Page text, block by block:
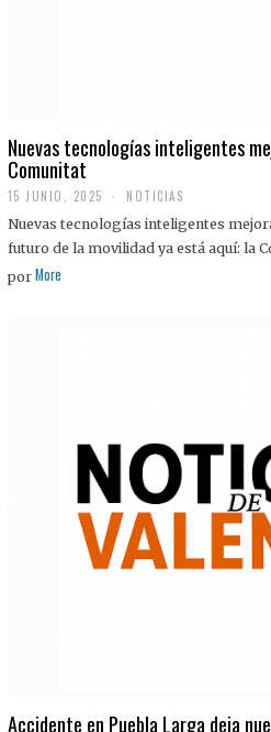
Nuevas tecnologías inteligentes
Comunitat
15 JUNIO, 2025 NOTICIAS
Nuevas tecnologías inteligentes
futuro de la movilidad ya está aquí: la
por More
Accidente en Puebla Larga deja